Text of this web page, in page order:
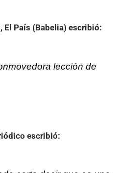
El País (Babelia) escribió:
lección de
escribió: